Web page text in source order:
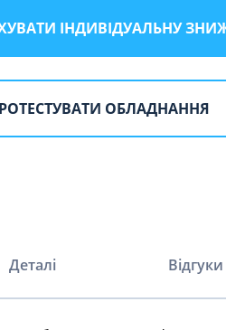
ІНДИВІДУАЛЬНУ
ОБЛАДНАННЯ
Деталі Відгуки